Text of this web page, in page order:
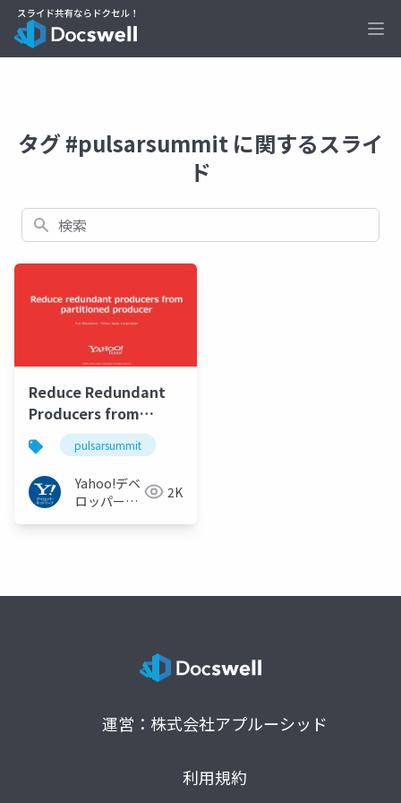
タグ #pulsarsummit に関するスライ
ド
検索
Reduce Redundant
Producers from
Partitioned Producer
#PulsarSummit
pulsarsummit
Yahoo!デベ
ロッパーネ
2K
運営：株式会社アプルーシッド
利用規約